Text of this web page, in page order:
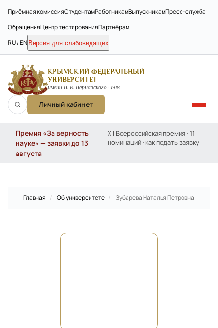
Приёмная комиссияСтудентамРаботникамВыпускникамПресс-служба
ОбращенияЦентр тестированияПартнёрам
RU / EN Версия для слабовидящих
КРЫМСКИЙ ФЕДЕРАЛЬНЫЙ
УНИВЕРСИТЕТ
имени В. И. Вернадского · 1918
Личный кабинет
Премия «За верность
науке» — заявки до 13
августа
XII Всероссийская премия · 11
номинаций · как подать заявку
Главная / Об университете / Зубарева Наталья Петровна